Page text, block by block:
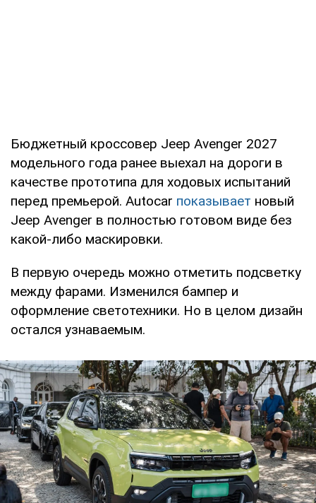
Бюджетный кроссовер Jeep Avenger 2027
модельного года ранее выехал на дороги в
качестве прототипа для ходовых испытаний
перед премьерой. Autocar показывает новый
Jeep Avenger в полностью готовом виде без
какой-либо маскировки.
В первую очередь можно отметить подсветку
между фарами. Изменился бампер и
оформление светотехники. Но в целом дизайн
остался узнаваемым.